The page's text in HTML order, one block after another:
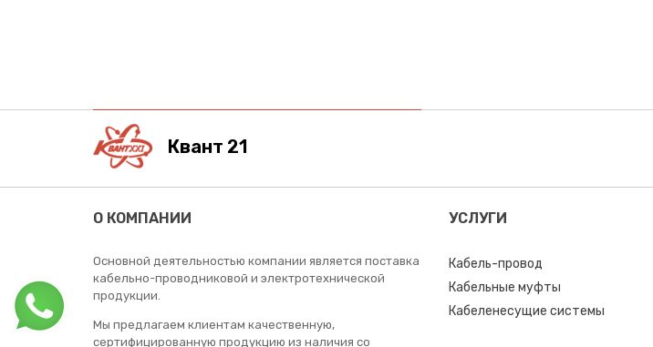
Квант 21
О КОМПАНИИ
Основной деятельностью компании является поставка
кабельно-проводниковой и электротехнической
продукции.
Мы предлагаем клиентам качественную,
сертифицированную продукцию из наличия со
УСЛУГИ
Кабель-провод
Кабельные муфты
Кабеленесущие системы